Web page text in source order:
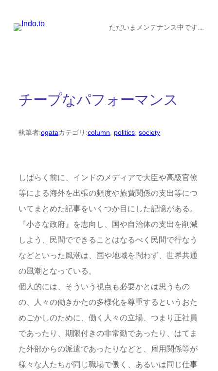
ただいまメンテナンス中です…
チープなパフォーマンス
執筆者:ogataカテゴリ:column, politics, society
しばらく前に、インドのメディアで大臣や高級官僚
等による海外を出張の頻度や旅費関係の支出等につ
いてまとめた記事をいくつか目にした記憶がある。
『小さな政府』を志向し、国や自治体の支出を削減
しよう、民間でできることはなるべく民間で行なう
などといった風潮は、国や地域を問わず、世界共通
の風潮となっている。
個人的には、そういう視点も必要かとは思うもの
の、人々の働きかたの多様化を尊重するというおた
めごかしのために、働く人々の立場、つまり正社員
であったり、期限付きの非常勤であったり、はてま
た外部からの派遣であったりなどと、雇用関係等が
様々な人たちが同じ職場で働く、あるいは同じ仕事